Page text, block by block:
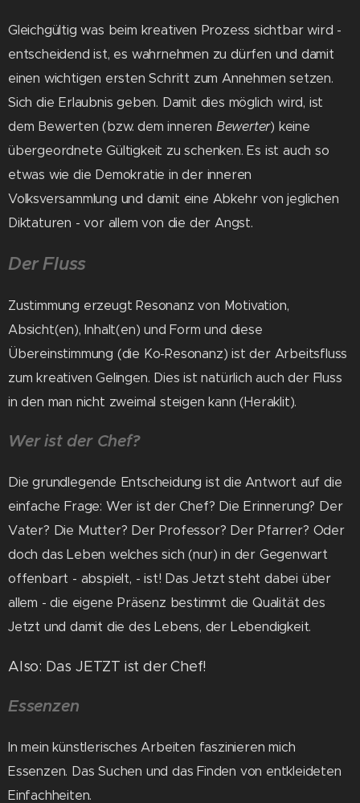
Gleichgültig was beim kreativen Prozess sichtbar wird -
entscheidend ist, es wahrnehmen zu dürfen und damit
einen wichtigen ersten Schritt zum Annehmen setzen.
Sich die Erlaubnis geben. Damit dies möglich wird, ist
dem Bewerten (bzw. dem inneren Bewerter) keine
übergeordnete Gültigkeit zu schenken. Es ist auch so
etwas wie die Demokratie in der inneren
Volksversammlung und damit eine Abkehr von jeglichen
Diktaturen - vor allem von die der Angst.
Der Fluss
Zustimmung erzeugt Resonanz von Motivation,
Absicht(en), Inhalt(en) und Form und diese
Übereinstimmung (die Ko-Resonanz) ist der Arbeitsfluss
zum kreativen Gelingen. Dies ist natürlich auch der Fluss
in den man nicht zweimal steigen kann (Heraklit).
Wer ist der Chef?
Die grundlegende Entscheidung ist die Antwort auf die
einfache Frage: Wer ist der Chef? Die Erinnerung? Der
Vater? Die Mutter? Der Professor? Der Pfarrer? Oder
doch das Leben welches sich (nur) in der Gegenwart
offenbart - abspielt, - ist! Das Jetzt steht dabei über
allem - die eigene Präsenz bestimmt die Qualität des
Jetzt und damit die des Lebens, der Lebendigkeit.
Also: Das JETZT ist der Chef!
Essenzen
In mein künstlerisches Arbeiten faszinieren mich
Essenzen. Das Suchen und das Finden von entkleideten
Einfachheiten.